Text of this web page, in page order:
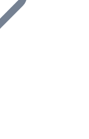
e
nostro servizio di